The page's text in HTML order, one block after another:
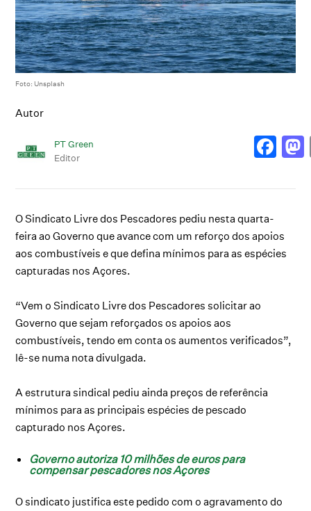
Foto: Unsplash
Autor
PT Green
Editor
O Sindicato Livre dos Pescadores pediu nesta quarta-
feira ao Governo que avance com um reforço dos apoios
aos combustíveis e que defina mínimos para as espécies
capturadas nos Açores.
“Vem o Sindicato Livre dos Pescadores solicitar ao
Governo que sejam reforçados os apoios aos
combustíveis, tendo em conta os aumentos verificados”,
lê-se numa nota divulgada.
A estrutura sindical pediu ainda preços de referência
mínimos para as principais espécies de pescado
capturado nos Açores.
Governo autoriza 10 milhões de euros para
compensar pescadores nos Açores
O sindicato justifica este pedido com o agravamento do